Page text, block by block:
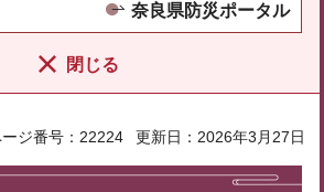
奈良県防災ポータル
閉じる
ジ番号：22224 更新日：2026年3月27日